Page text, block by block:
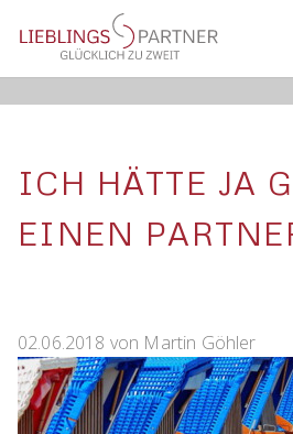
NAVIGATION
ÜBERSPRINGEN
HOME
ÜBER UNS
KONTAKT
ICH HÄTTE JA
EINEN
02.06.2018 von Martin Göhler